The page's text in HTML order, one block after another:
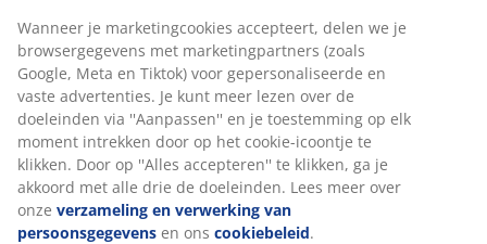
Specificaties
Beoordelingen
(2)
Wanneer je marketingcookies accepteert, delen we je
browsergegevens met marketingpartners (zoals
Google, Meta en Tiktok) voor gepersonaliseerde en
vaste advertenties. Je kunt meer lezen over de
doeleinden via ''Aanpassen'' en je toestemming op elk
moment intrekken door op het cookie-icoontje te
klikken. Door op ''Alles accepteren'' te klikken, ga je
akkoord met alle drie de doeleinden. Lees meer over
onze verzameling en verwerking van
persoonsgegevens en ons cookiebeleid.